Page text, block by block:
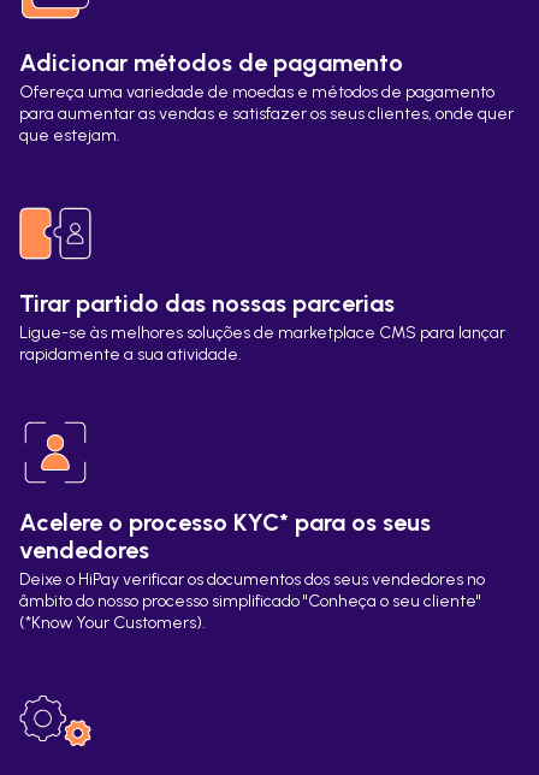
Adicionar métodos de pagamento
Ofereça uma variedade de moedas e métodos de pagamento
para aumentar as vendas e satisfazer os seus clientes, onde quer
que estejam.
Tirar partido das nossas parcerias
Ligue-se às melhores soluções de marketplace CMS para lançar
rapidamente a sua atividade.
Acelere o processo KYC* para os seus
vendedores
Deixe o HiPay verificar os documentos dos seus vendedores no
âmbito do nosso processo simplificado "Conheça o seu cliente"
(*Know Your Customers).